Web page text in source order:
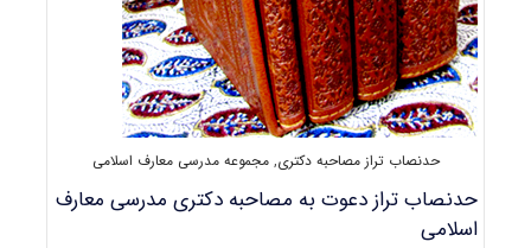
حدنصاب تراز مصاحبه دکتری,مجموعه مدرسی معارف اسلامی
حدنصاب تراز دعوت به مصاحبه دکتری مدرسی معارف
اسلامی